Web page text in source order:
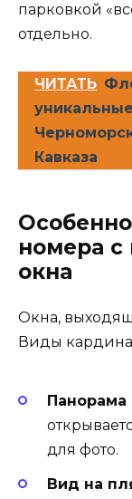
парковкой
отдельно.
ЧИТАТЬ
Кавказа
номера с
окна
Окна,
Виды
Панорама
для фото.
Вид на